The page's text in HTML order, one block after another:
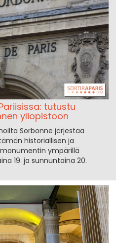
tutustu
yliopistoon
Sorbonne järjestää
historiallisen ja
ympärillä
19. ja sunnuntaina 20.